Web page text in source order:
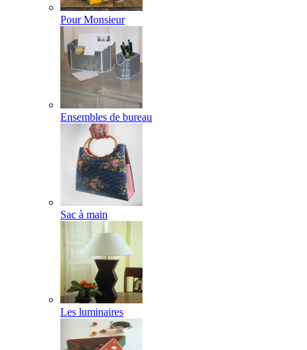
Pour Monsieur
Ensembles de bureau
Sac à main
Les luminaires